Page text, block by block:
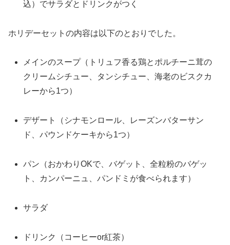
込）でサラダとドリンクがつく
ホリデーセットの内容は以下のとおりでした。
メインのスープ（トリュフ香る鶏とポルチーニ茸の
クリームシチュー、タンシチュー、海老のビスクカ
レーから1つ）
デザート（シナモンロール、レーズンバターサン
ド、パウンドケーキから1つ）
パン（おかわりOKで、バゲット、全粒粉のバゲッ
ト、カンパーニュ、パンドミが食べられます）
サラダ
ドリンク（コーヒーor紅茶）